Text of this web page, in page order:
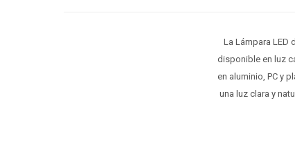
La Lámpara LED
disponible en luz
en aluminio, PC y
una luz clara y